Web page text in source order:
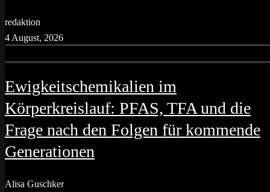
redaktion
4 August, 2026
Ewigkeitschemikalien im
Körperkreislauf: PFAS, TFA und die
Frage nach den Folgen für kommende
Generationen
Alisa Guschker